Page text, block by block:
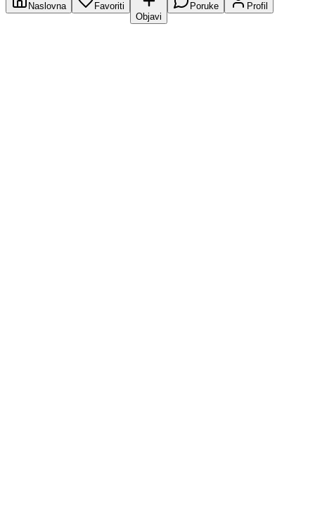
Naslovna
Favoriti
Objavi
Poruke Profil